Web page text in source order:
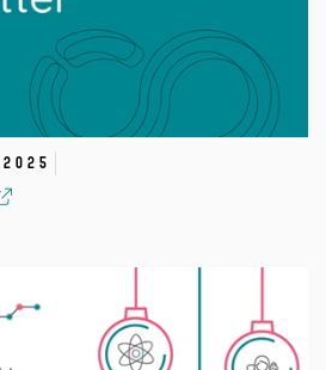
2025